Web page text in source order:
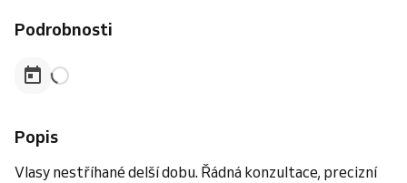
Podrobnosti
Popis
Vlasy nestříhané delší dobu. Řádná konzultace, precizní